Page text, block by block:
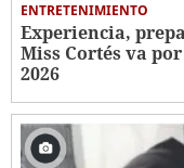
ENTRETENIMIENTO
Experiencia,
Miss Cortés va
2026